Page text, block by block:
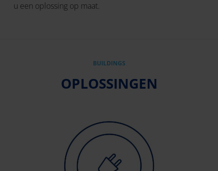
u een oplossing op maat.
BUILDINGS
OPLOSSINGEN